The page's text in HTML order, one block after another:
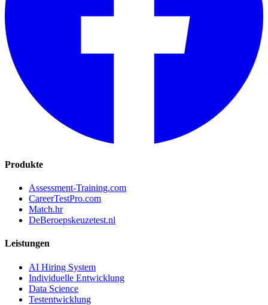
Produkte
Assessment-Training.com
CareerTestPro.com
Match.hr
DeBeroepskeuzetest.nl
Leistungen
AI Hiring System
Individuelle Entwicklung
Data Science
Testentwicklung